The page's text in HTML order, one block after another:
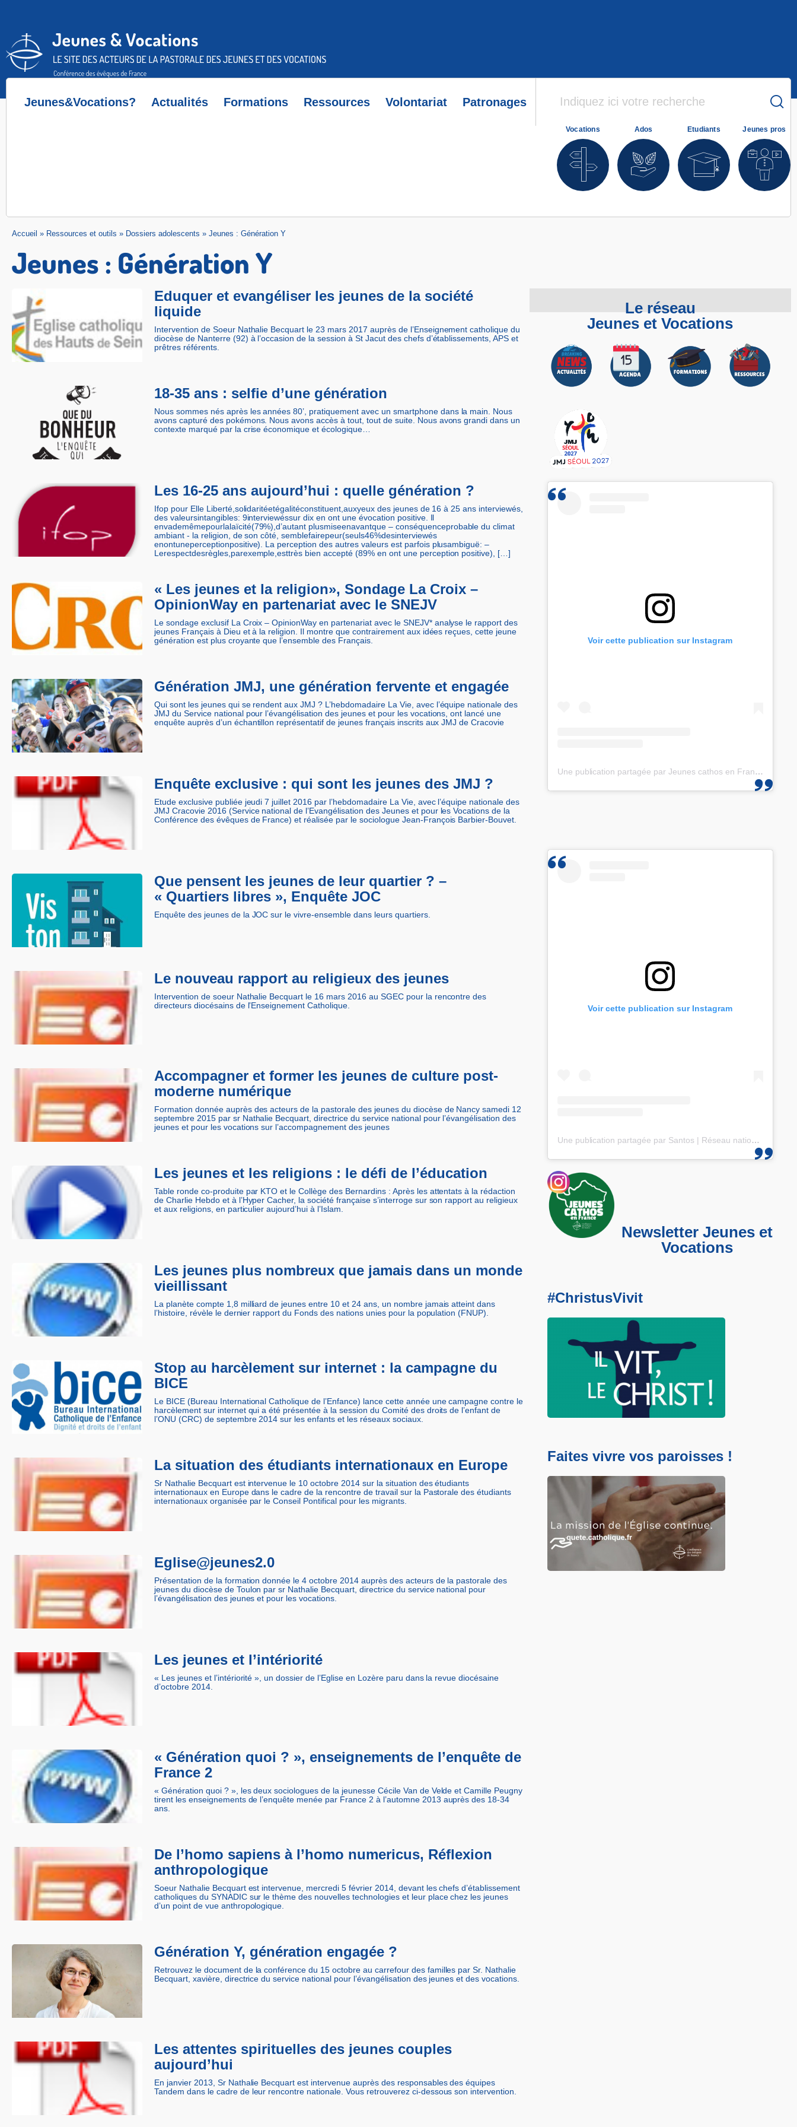
Jeunes&Vocations? Actualités Formations Ressources Volontariat Patronages
Vocations Ados Etudiants Jeunes pros
Accueil » Ressources et outils » Dossiers adolescents » Jeunes : Génération Y
Jeunes : Génération Y
Eduquer et evangéliser les jeunes de la société
liquide
Intervention de Soeur Nathalie Becquart le 23 mars 2017 auprès de l’Enseignement catholique du
diocèse de Nanterre (92) à l’occasion de la session à St Jacut des chefs d’établissements, APS et
prêtres référents.
18-35 ans : selfie d’une génération
Nous sommes nés après les années 80’, pratiquement avec un smartphone dans la main. Nous
avons capturé des pokémons. Nous avons accès à tout, tout de suite. Nous avons grandi dans un
contexte marqué par la crise économique et écologique…
Les 16-25 ans aujourd’hui : quelle génération ?
Ifop pour Elle Liberté,solidaritéetégalitéconstituent,auxyeux des jeunes de 16 à 25 ans interviewés,
des valeursintangibles: 9interviewéssur dix en ont une évocation positive. Il
envademêmepourlalaïcité(79%),d’autant plusmiseenavantque – conséquenceprobable du climat
ambiant -­ la religion, de son côté, semblefairepeur(seuls46%desinterviewés
enontuneperceptionpositive). La perception des autres valeurs est parfois plusambiguë: –
Lerespectdesrègles,parexemple,esttrès bien accepté (89% en ont une perception positive), […]
« Les jeunes et la religion», Sondage La Croix –
OpinionWay en partenariat avec le SNEJV
Le sondage exclusif La Croix – OpinionWay en partenariat avec le SNEJV* analyse le rapport des
jeunes Français à Dieu et à la religion. Il montre que contrairement aux idées reçues, cette jeune
génération est plus croyante que l’ensemble des Français.
Génération JMJ, une génération fervente et engagée
Qui sont les jeunes qui se rendent aux JMJ ? L’hebdomadaire La Vie, avec l’équipe nationale des
JMJ du Service national pour l’évangélisation des jeunes et pour les vocations, ont lancé une
enquête auprès d’un échantillon représentatif de jeunes français inscrits aux JMJ de Cracovie
Enquête exclusive : qui sont les jeunes des JMJ ?
Etude exclusive publiée jeudi 7 juillet 2016 par l’hebdomadaire La Vie, avec l’équipe nationale des
JMJ Cracovie 2016 (Service national de l’Evangélisation des Jeunes et pour les Vocations de la
Conférence des évêques de France) et réalisée par le sociologue Jean-François Barbier-Bouvet.
Que pensent les jeunes de leur quartier ? –
« Quartiers libres », Enquête JOC
Enquête des jeunes de la JOC sur le vivre-ensemble dans leurs quartiers.
Le nouveau rapport au religieux des jeunes
Intervention de soeur Nathalie Becquart le 16 mars 2016 au SGEC pour la rencontre des
directeurs diocésains de l’Enseignement Catholique.
Accompagner et former les jeunes de culture post-
moderne numérique
Formation donnée auprès des acteurs de la pastorale des jeunes du diocèse de Nancy samedi 12
septembre 2015 par sr Nathalie Becquart, directrice du service national pour l’évangélisation des
jeunes et pour les vocations sur l’accompagnement des jeunes
Les jeunes et les religions : le défi de l’éducation
Table ronde co-produite par KTO et le Collège des Bernardins : Après les attentats à la rédaction
de Charlie Hebdo et à l’Hyper Cacher, la société française s’interroge sur son rapport au religieux
et aux religions, en particulier aujourd’hui à l’Islam.
Les jeunes plus nombreux que jamais dans un monde
vieillissant
La planète compte 1,8 milliard de jeunes entre 10 et 24 ans, un nombre jamais atteint dans
l’histoire, révèle le dernier rapport du Fonds des nations unies pour la population (FNUP).
Stop au harcèlement sur internet : la campagne du
BICE
Le BICE (Bureau International Catholique de l’Enfance) lance cette année une campagne contre le
harcèlement sur internet qui a été présentée à la session du Comité des droits de l’enfant de
l’ONU (CRC) de septembre 2014 sur les enfants et les réseaux sociaux.
La situation des étudiants internationaux en Europe
Sr Nathalie Becquart est intervenue le 10 octobre 2014 sur la situation des étudiants
internationaux en Europe dans le cadre de la rencontre de travail sur la Pastorale des étudiants
internationaux organisée par le Conseil Pontifical pour les migrants.
Eglise@jeunes2.0
Présentation de la formation donnée le 4 octobre 2014 auprès des acteurs de la pastorale des
jeunes du diocèse de Toulon par sr Nathalie Becquart, directrice du service national pour
l’évangélisation des jeunes et pour les vocations.
Les jeunes et l’intériorité
« Les jeunes et l’intériorité », un dossier de l’Eglise en Lozère paru dans la revue diocésaine
d’octobre 2014.
« Génération quoi ? », enseignements de l’enquête de
France 2
« Génération quoi ? », les deux sociologues de la jeunesse Cécile Van de Velde et Camille Peugny
tirent les enseignements de l’enquête menée par France 2 à l’automne 2013 auprès des 18-34
ans.
De l’homo sapiens à l’homo numericus, Réflexion
anthropologique
Soeur Nathalie Becquart est intervenue, mercredi 5 février 2014, devant les chefs d’établissement
catholiques du SYNADIC sur le thème des nouvelles technologies et leur place chez les jeunes
d’un point de vue anthropologique.
Génération Y, génération engagée ?
Retrouvez le document de la conférence du 15 octobre au carrefour des familles par Sr. Nathalie
Becquart, xavière, directrice du service national pour l’évangélisation des jeunes et des vocations.
Les attentes spirituelles des jeunes couples
aujourd’hui
En janvier 2013, Sr Nathalie Becquart est intervenue auprès des responsables des équipes
Tandem dans le cadre de leur rencontre nationale. Vous retrouverez ci-dessous son intervention.
Le réseau
Jeunes et Vocations
Voir cette publication sur Instagram
Une publication partagée par Jeunes cathos en France et les JMJ de Corée 2027 (@jeunescathos_fr)
Voir cette publication sur Instagram
Une publication partagée par Santos | Réseau national des 25-35 (@santos_cef)
Newsletter Jeunes et
Vocations
#ChristusVivit
Faites vivre vos paroisses !